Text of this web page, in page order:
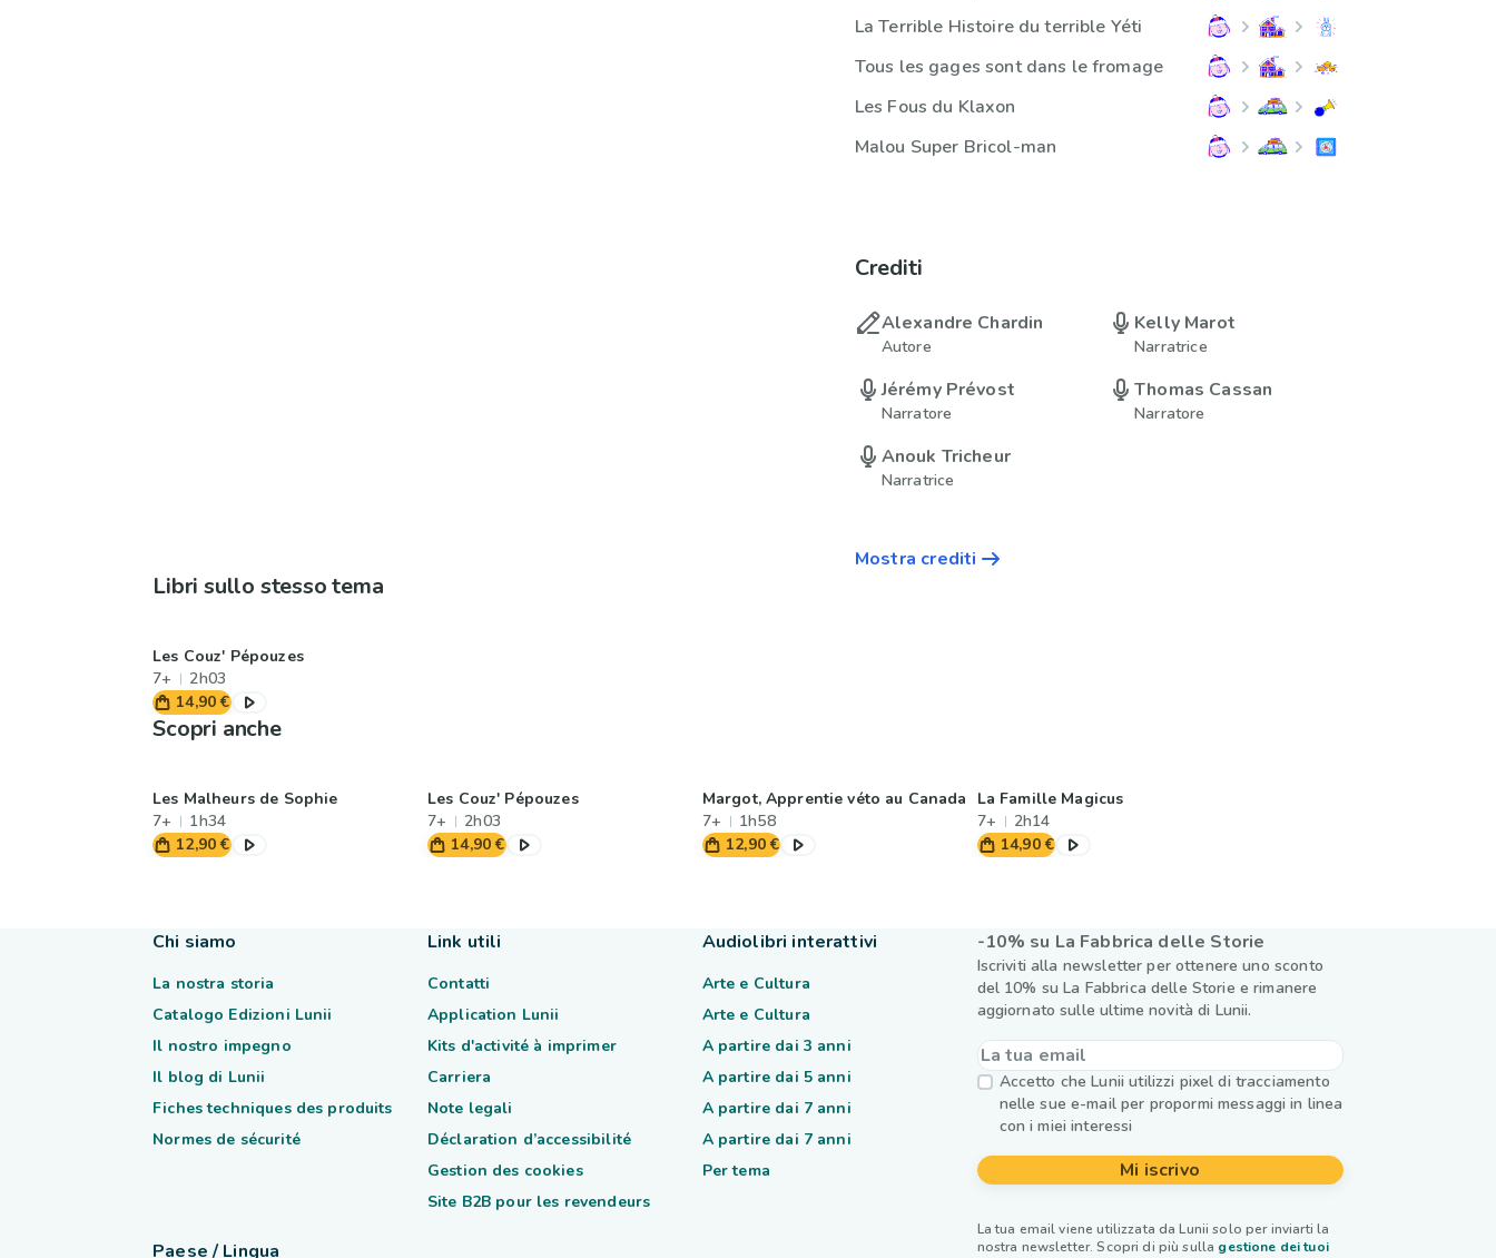
La Terrible Histoire du terrible Yéti
Tous les gages sont dans le fromage
Les Fous du Klaxon
Malou Super Bricol-man
Crediti
Alexandre Chardin
Autore
Kelly Marot
Narratrice
Jérémy Prévost
Narratore
Thomas Cassan
Narratore
Anouk Tricheur
Narratrice
Mostra crediti
Libri sullo stesso tema
Les Couz' Pépouzes
7+
2h03
14,90 €
Scopri anche
Les Malheurs de Sophie
7+
1h34
12,90 €
Les Couz' Pépouzes
7+
2h03
14,90 €
Margot, Apprentie véto au Canada
7+
1h58
12,90 €
La Famille Magicus
7+
2h14
14,90 €
-10% su La Fabbrica delle Storie
Iscriviti alla newsletter per ottenere uno sconto
del 10% su La Fabbrica delle Storie e rimanere
aggiornato sulle ultime novità di Lunii.
Accetto che Lunii utilizzi pixel di tracciamento
nelle sue e-mail per propormi messaggi in linea
con i miei interessi
Mi iscrivo
La tua email viene utilizzata da Lunii solo per inviarti la
nostra newsletter. Scopri di più sulla gestione dei tuoi
Chi siamo
La nostra storia
Catalogo Edizioni Lunii
Il nostro impegno
Il blog di Lunii
Fiches techniques des produits
Normes de sécurité
Link utili
Contatti
Application Lunii
Kits d'activité à imprimer
Carriera
Note legali
Déclaration d’accessibilité
Gestion des cookies
Site B2B pour les revendeurs
Audiolibri interattivi
Arte e Cultura
Arte e Cultura
A partire dai 3 anni
A partire dai 5 anni
A partire dai 7 anni
A partire dai 7 anni
Per tema
Paese / Lingua